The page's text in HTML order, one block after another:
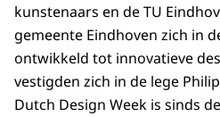
kunstenaars en de TU
gemeente Eindhoven zich in
ontwikkeld tot innovatieve
vestigden zich in de lege
Dutch Design Week is sinds